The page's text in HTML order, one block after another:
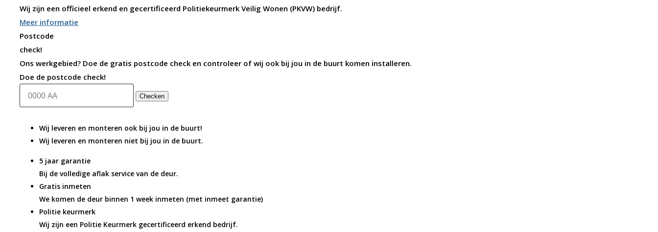
Wij zijn een officieel erkend en gecertificeerd Politiekeurmerk Veilig Wonen (PKVW) bedrijf.
Meer informatie
Postcode
check!
Ons werkgebied? Doe de gratis postcode check en controleer of wij ook bij jou in de buurt komen installeren.
Doe de postcode check!
Checken
Wij leveren en monteren ook bij jou in de buurt!
Wij leveren en monteren niet bij jou in de buurt.
5 jaar garantie
Bij de volledige aflak service van de deur.
Gratis inmeten
We komen de deur binnen 1 week inmeten (met inmeet garantie)
Politie keurmerk
Wij zijn een Politie Keurmerk gecertificeerd erkend bedrijf.